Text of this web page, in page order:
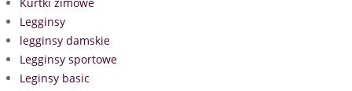
Legginsy
legginsy damskie
Legginsy sportowe
Leginsy basic